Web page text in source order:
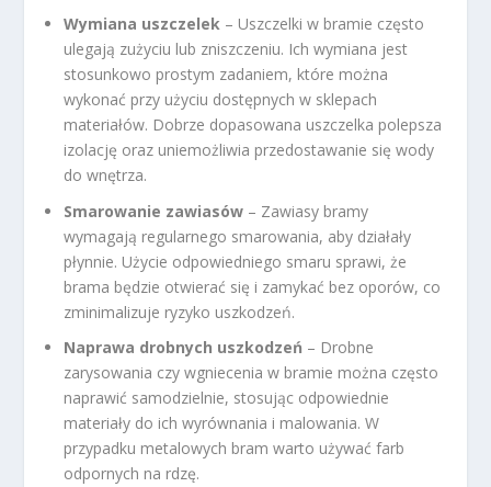
Wymiana uszczelek – Uszczelki w bramie często
ulegają zużyciu lub zniszczeniu. Ich wymiana jest
stosunkowo prostym zadaniem, które można
wykonać przy użyciu dostępnych w sklepach
materiałów. Dobrze dopasowana uszczelka polepsza
izolację oraz uniemożliwia przedostawanie się wody
do wnętrza.
Smarowanie zawiasów – Zawiasy bramy
wymagają regularnego smarowania, aby działały
płynnie. Użycie odpowiedniego smaru sprawi, że
brama będzie otwierać się i zamykać bez oporów, co
zminimalizuje ryzyko uszkodzeń.
Naprawa drobnych uszkodzeń – Drobne
zarysowania czy wgniecenia w bramie można często
naprawić samodzielnie, stosując odpowiednie
materiały do ich wyrównania i malowania. W
przypadku metalowych bram warto używać farb
odpornych na rdzę.